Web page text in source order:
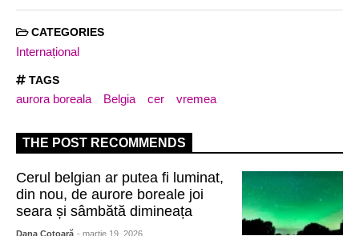
CATEGORIES
Internațional
TAGS
aurora boreala Belgia cer vremea
THE POST RECOMMENDS
Cerul belgian ar putea fi luminat,
din nou, de aurore boreale joi
seara și sâmbătă dimineața
Dana Cotoară - martie 19, 2026